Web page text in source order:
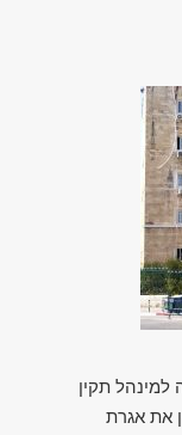
תקין
את אגרת